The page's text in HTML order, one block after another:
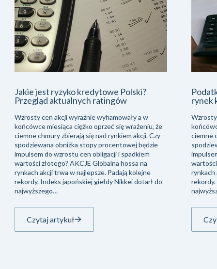
Jakie jest ryzyko kredytowe Polski?
Przegląd aktualnych ratingów
Wzrosty cen akcji wyraźnie wyhamowały a w
końcówce miesiąca ciężko oprzeć się wrażeniu, że
ciemne chmury zbierają się nad rynkiem akcji. Czy
spodziewana obniżka stopy procentowej będzie
impulsem do wzrostu cen obligacji i spadkiem
wartości złotego? AKCJE Globalna hossa na
rynkach akcji trwa w najlepsze. Padają kolejne
rekordy. Indeks japońskiej giełdy Nikkei dotarł do
najwyższego…
Czytaj artykuł
rynek
ciemne
rynkach